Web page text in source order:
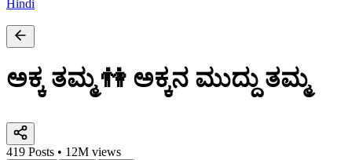
Hindi
ಅಕ್ಕ ತಮ್ಮ 👫 ಅಕ್ಕನ ಮುದ್ದು ತಮ್ಮ
419 Posts • 12M views